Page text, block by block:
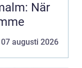
När
07 augusti 2026